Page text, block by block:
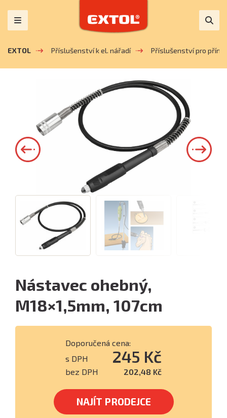
EXTOL Příslušenství k el. nářadí Příslušenství pro
Nástavec ohebný,
M18×1,5mm, 107cm
Doporučená cena:
s DPH
245 Kč
bez DPH 202,48 Kč
NAJÍT PRODEJCE